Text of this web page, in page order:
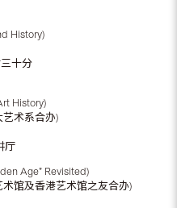
History)
十分
History)
术系合办)
厅
Age” Revisited)
馆及香港艺术馆之友合办)